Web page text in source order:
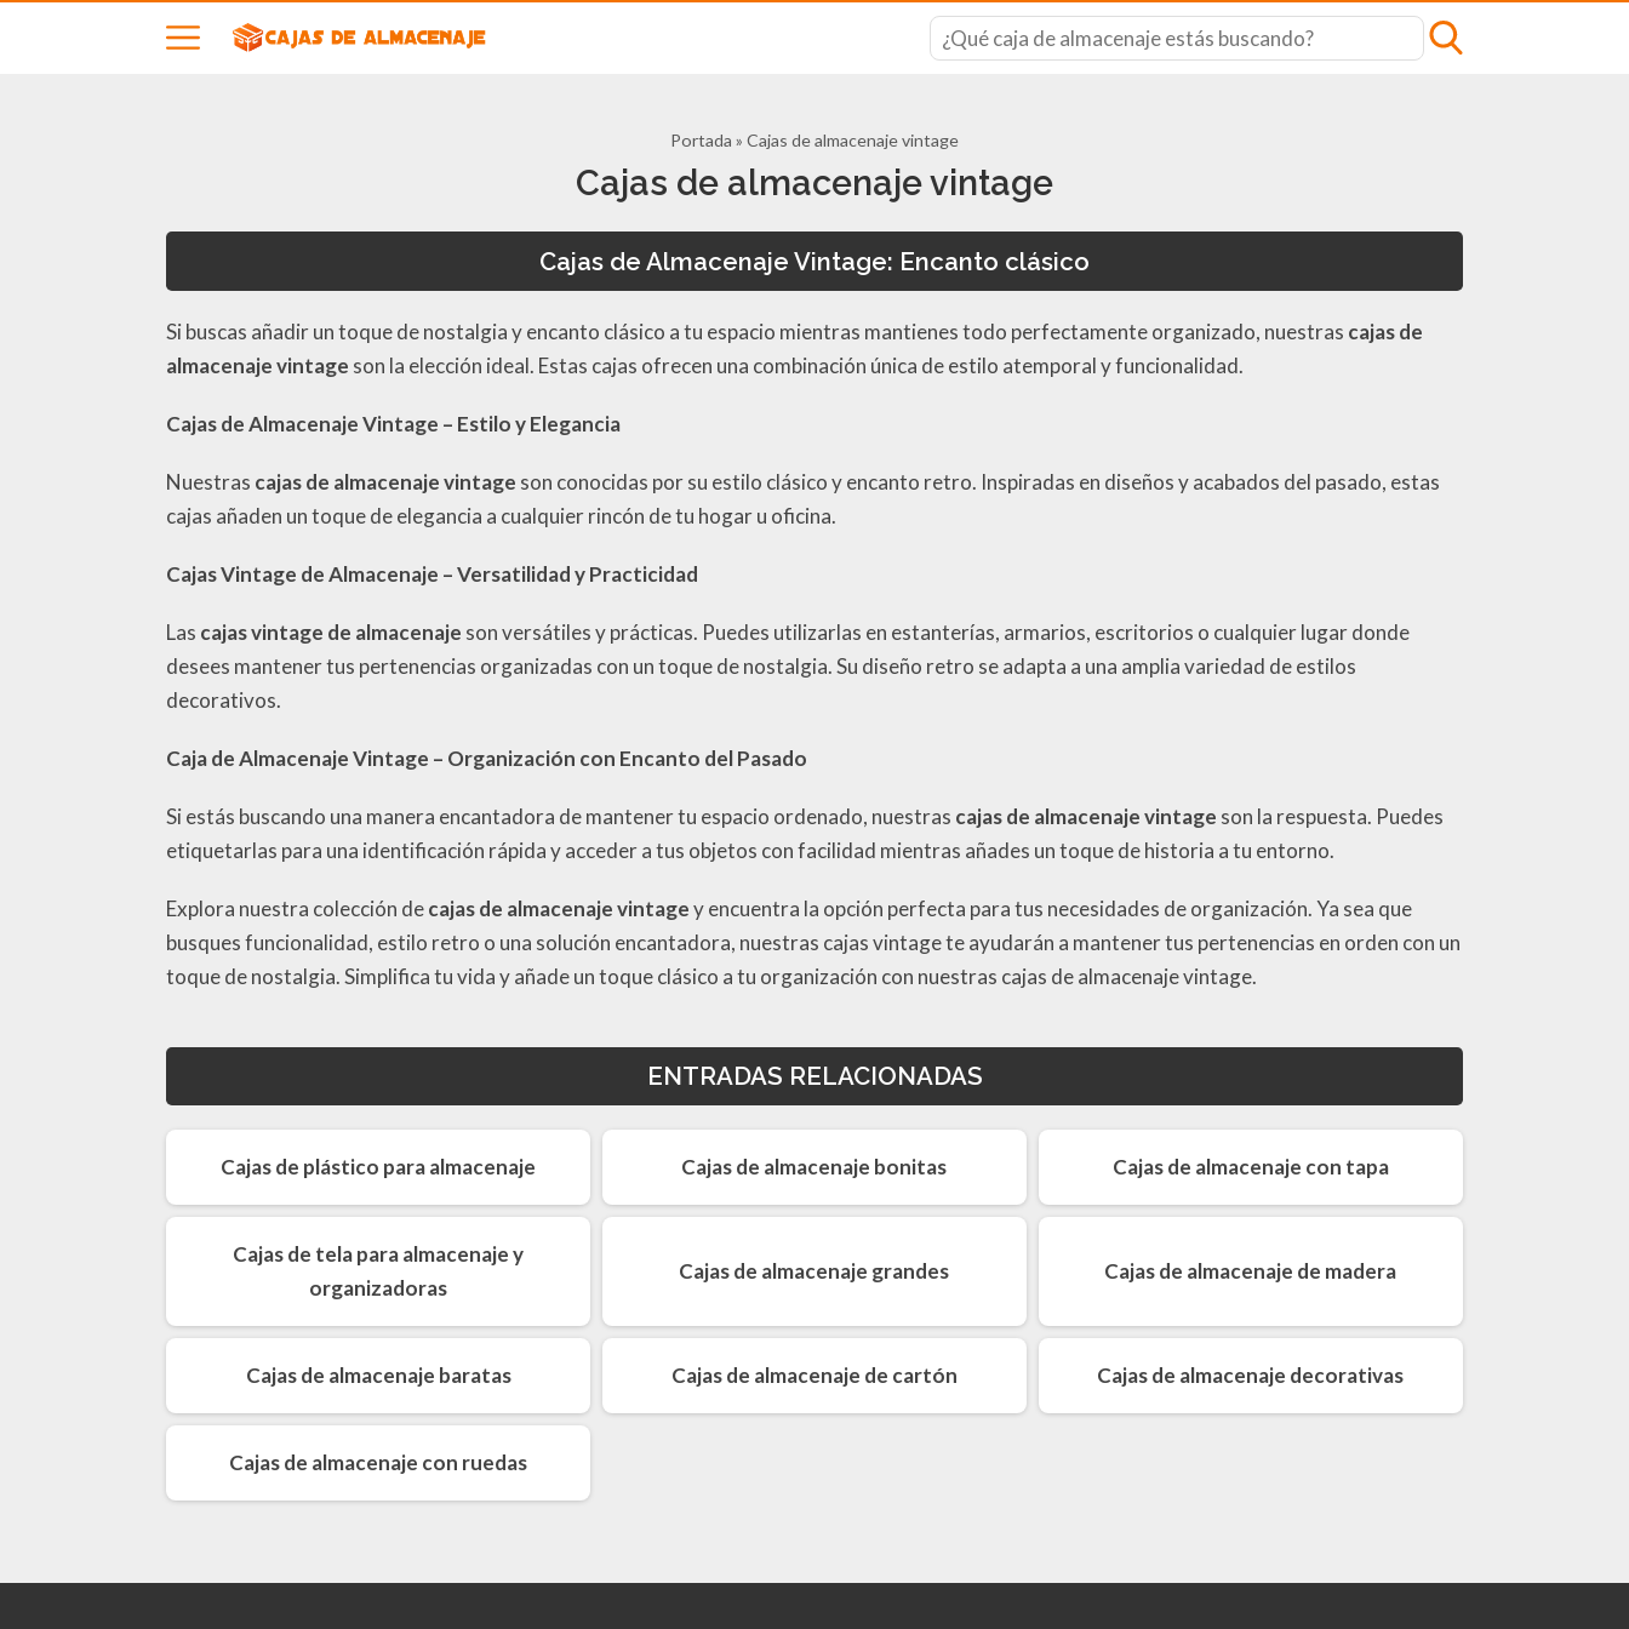
Portada » Cajas de almacenaje vintage
Cajas de almacenaje vintage
Cajas de Almacenaje Vintage: Encanto clásico
Si buscas añadir un toque de nostalgia y encanto clásico a tu espacio mientras mantienes todo perfectamente organizado, nuestras cajas de
almacenaje vintage son la elección ideal. Estas cajas ofrecen una combinación única de estilo atemporal y funcionalidad.
Cajas de Almacenaje Vintage – Estilo y Elegancia
Nuestras cajas de almacenaje vintage son conocidas por su estilo clásico y encanto retro. Inspiradas en diseños y acabados del pasado, estas
cajas añaden un toque de elegancia a cualquier rincón de tu hogar u oficina.
Cajas Vintage de Almacenaje – Versatilidad y Practicidad
Las cajas vintage de almacenaje son versátiles y prácticas. Puedes utilizarlas en estanterías, armarios, escritorios o cualquier lugar donde
desees mantener tus pertenencias organizadas con un toque de nostalgia. Su diseño retro se adapta a una amplia variedad de estilos
decorativos.
Caja de Almacenaje Vintage – Organización con Encanto del Pasado
Si estás buscando una manera encantadora de mantener tu espacio ordenado, nuestras cajas de almacenaje vintage son la respuesta. Puedes
etiquetarlas para una identificación rápida y acceder a tus objetos con facilidad mientras añades un toque de historia a tu entorno.
Explora nuestra colección decajas de almacenaje vintagey encuentra la opción perfecta para tus necesidades de organización. Ya sea que
busques funcionalidad, estilo retro o una solución encantadora, nuestras cajas vintage te ayudarán a mantener tus pertenencias en orden con un
toque de nostalgia. Simplifica tu vida y añade un toque clásico a tu organización con nuestras cajas de almacenaje vintage.
ENTRADAS RELACIONADAS
Cajas de plástico para almacenaje Cajas de almacenaje bonitas Cajas de almacenaje con tapa
Cajas de tela para almacenaje y
organizadoras
Cajas de almacenaje grandes Cajas de almacenaje de madera
Cajas de almacenaje baratas Cajas de almacenaje de cartón Cajas de almacenaje decorativas
Cajas de almacenaje con ruedas